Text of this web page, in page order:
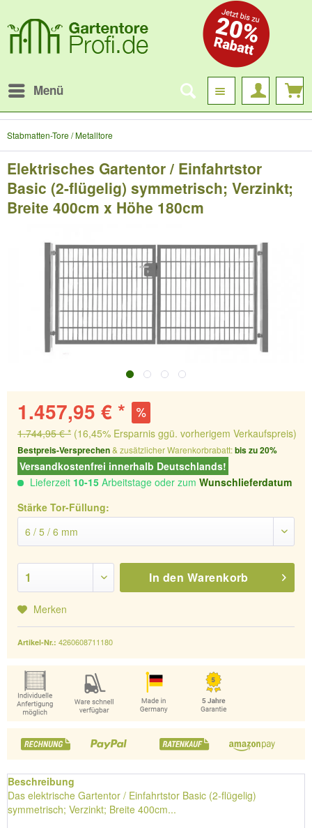
Menü
Stabmatten-Tore / Metalltore
Elektrisches Gartentor / Einfahrtstor
Basic (2-flügelig) symmetrisch; Verzinkt;
Breite 400cm x Höhe 180cm
1.457,95 € *
1.744,95 € * (16,45% Ersparnis ggü. vorherigem Verkaufspreis)
Bestpreis-Versprechen& zusätzlicher Warenkorbrabatt:bis zu 20%
Versandkostenfrei innerhalb Deutschlands!
Lieferzeit 10-15 Arbeitstage oder zum Wunschlieferdatum
Stärke Tor-Füllung:
In den Warenkorb
Merken
Artikel-Nr.: 4260608711180
Beschreibung
Das elektrische Gartentor / Einfahrtstor Basic (2-flügelig)
symmetrisch; Verzinkt; Breite 400cm...